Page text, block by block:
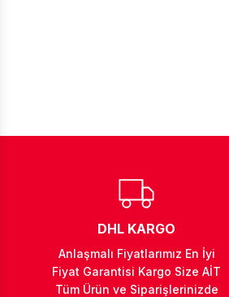
DHL KARGO
Anlaşmalı Fiyatlarımız En İyi
Fiyat Garantisi Kargo Size AİT
Tüm Ürün ve Siparişlerinizde